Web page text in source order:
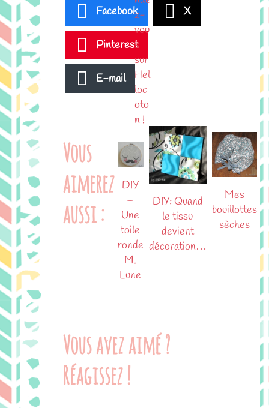
Facebook X
Pinterest
E-mail
Vous
aimerez
aussi :
DIY
–
Une
toile
ronde
M.
Lune
DIY: Quand
le tissu
devient
décoration…
Mes
bouillottes
sèches
Vous avez aimé ?
Réagissez !